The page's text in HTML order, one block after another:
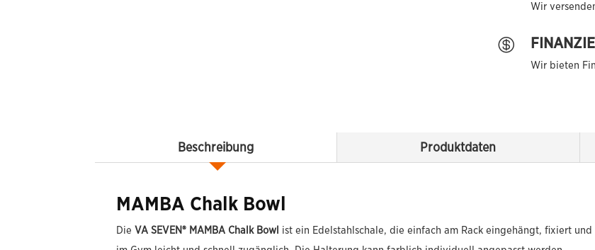
Wir

Wir bieten
Beschreibung Produktdaten
MAMBA Chalk Bowl
DieVA SEVEN® MAMBA Chalk Bowl ist ein Edelstahlschale, die einfach am Rack eingehängt, fixiert